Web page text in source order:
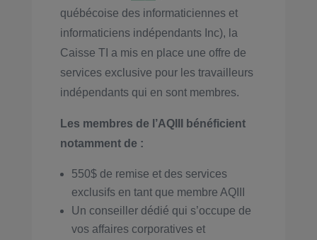
québécoise des informaticiennes et
informaticiens indépendants Inc), la
Caisse TI a mis en place une offre de
services exclusive pour les travailleurs
indépendants qui en sont membres.
Les membres de l’AQIII bénéficient
notamment de :
550$ de remise et des services
exclusifs en tant que membre AQIII
Un conseiller dédié qui s’occupe de
vos affaires corporatives et